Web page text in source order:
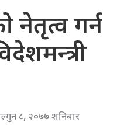
नेतृत्व गर्न
८, २०७७ शनिबार